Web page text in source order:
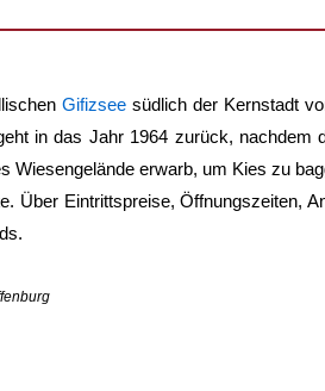
Gifizseesüdlich der Kernstadt
in das Jahr 1964 zurück, nachdem
Wiesengelände erwarb, um Kies zu
Über Eintrittspreise, Öffnungszeiten,